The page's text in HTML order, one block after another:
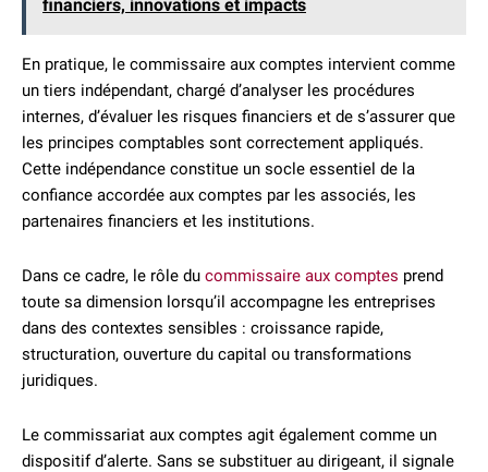
financiers, innovations et impacts
En pratique, le commissaire aux comptes intervient comme
un tiers indépendant, chargé d’analyser les procédures
internes, d’évaluer les risques financiers et de s’assurer que
les principes comptables sont correctement appliqués.
Cette indépendance constitue un socle essentiel de la
confiance accordée aux comptes par les associés, les
partenaires financiers et les institutions.
Dans ce cadre, le rôle du commissaire aux comptes prend
toute sa dimension lorsqu’il accompagne les entreprises
dans des contextes sensibles : croissance rapide,
structuration, ouverture du capital ou transformations
juridiques.
Le commissariat aux comptes agit également comme un
dispositif d’alerte. Sans se substituer au dirigeant, il signale